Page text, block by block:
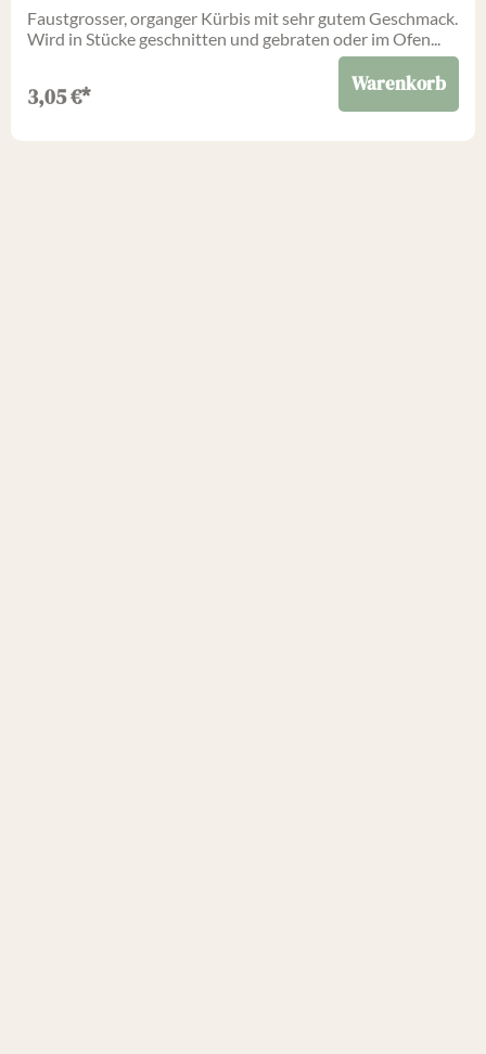
Faustgrosser, organger Kürbis mit sehr gutem Geschmack.
Wird in Stücke geschnitten und gebraten oder im Ofen...
3,05€* Warenkorb